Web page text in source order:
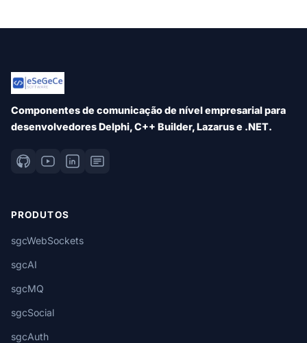
Componentes de comunicação de nível empresarial para
desenvolvedores Delphi, C++ Builder, Lazarus e .NET.
PRODUTOS
sgcWebSockets
sgcAI
sgcMQ
sgcSocial
sgcAuth